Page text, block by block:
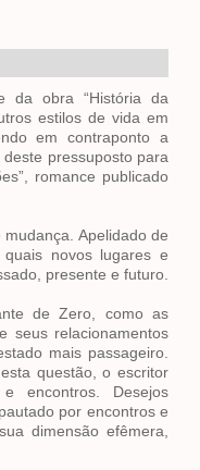
da obra “História da
estilos de vida em
em contraponto a
pressuposto para
romance publicado
Apelidado de
novos lugares e
presente e futuro.
de Zero, como as
seus relacionamentos
mais passageiro.
questão, o escritor
encontros. Desejos
por encontros e
dimensão efêmera,